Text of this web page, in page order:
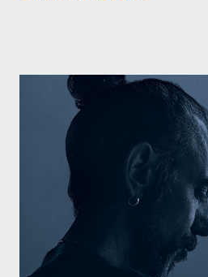
La canzone racconta la difficoltà di
sotto il peso della realtà. Ma lo fa
forma di assoluzione, nel vivere e nel
anche quando l’aria sembra farsi più
dichiarazione d’intenti: Cico Messina
artistico con una composizi...